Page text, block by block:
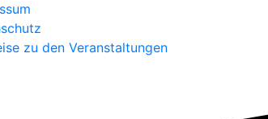
zu den Veranstaltungen